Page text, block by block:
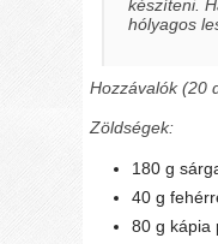
készíteni.
hólyagos
Hozzávalók (20
Zöldségek:
180 g
40 g
80 g kápia